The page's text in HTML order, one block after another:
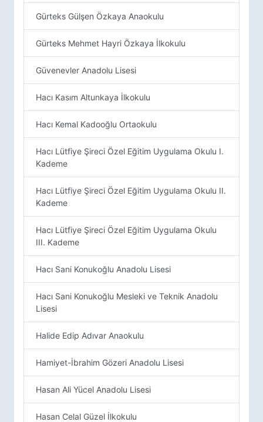
Gürteks Gülşen Özkaya Anaokulu
Gürteks Mehmet Hayri Özkaya İlkokulu
Güvenevler Anadolu Lisesi
Hacı Kasım Altunkaya İlkokulu
Hacı Kemal Kadooğlu Ortaokulu
Hacı Lütfiye Şireci Özel Eğitim Uygulama Okulu I.
Kademe
Hacı Lütfiye Şireci Özel Eğitim Uygulama Okulu II.
Kademe
Hacı Lütfiye Şireci Özel Eğitim Uygulama Okulu
III. Kademe
Hacı Sani Konukoğlu Anadolu Lisesi
Hacı Sani Konukoğlu Mesleki ve Teknik Anadolu
Lisesi
Halide Edip Adıvar Anaokulu
Hamiyet-İbrahim Gözeri Anadolu Lisesi
Hasan Ali Yücel Anadolu Lisesi
Hasan Celal Güzel İlkokulu